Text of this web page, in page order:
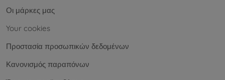
Οι μάρκες μας
Your cookies
Προστασία προσωπικών δεδομένων
Κανονισμός παραπόνων